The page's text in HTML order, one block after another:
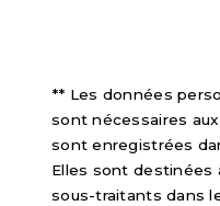
** Les données
sont nécessaires
sont enregistrées
Elles sont destinées
sous-traitants dans